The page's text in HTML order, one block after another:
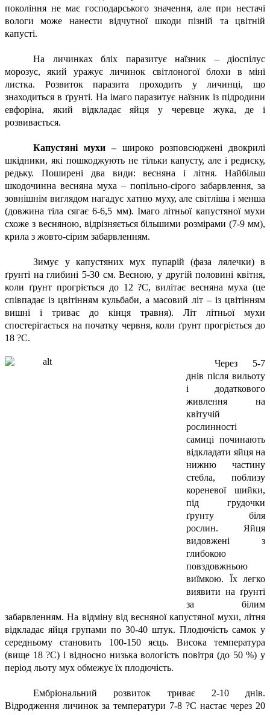
покоління не має господарського значення, але при нестачі
вологи може нанести відчутної шкоди пізній та цвітній
капусті.
На личинках бліх паразитує наїзник – діоспілус
морозус, який уражує личинок світлоногої блохи в міні
листка. Розвиток паразита проходить у личинці, що
знаходиться в ґрунті. На імаго паразитує наїзник із підродини
евфоріна, який відкладає яйця у черевце жука, де і
розвивається.
Капустяні мухи –широко розповсюджені двокрилі
шкідники, які пошкоджують не тільки капусту, але і редиску,
редьку. Поширені два види: весняна і літня. Найбільш
шкодочинна весняна муха – попільно-сірого забарвлення, за
зовнішнім виглядом нагадує хатню муху, але світліша і менша
(довжина тіла сягає 6-6,5 мм). Імаго літньої капустяної мухи
схоже з весняною, відрізняється більшими розмірами (7-9 мм),
крила з жовто-сірим забарвленням.
Зимує у капустяних мух пупарій (фаза лялечки) в
ґрунті на глибині 5-30 см. Весною, у другій половині квітня,
коли ґрунт прогріється до 12 ?С, вилітає весняна муха (це
співпадає із цвітінням кульбаби, а масовий літ – із цвітінням
вишні і триває до кінця травня). Літ літньої мухи
спостерігається на початку червня, коли ґрунт прогріється до
18 ?С.
Через 5-7
днів після вильоту
і додаткового
живлення на
квітучій
рослинності
самиці починають
відкладати яйця на
нижню частину
стебла, поблизу
кореневої шийки,
під грудочки
ґрунту біля
рослин. Яйця
видовжені з
глибокою
повздовжньою
виїмкою. Їх легко
виявити на ґрунті
за білим
забарвленням. На відміну від весняної капустяної мухи, літня
відкладає яйця групами по 30-40 штук. Плодючість самок у
середньому становить 100-150 яєць. Висока температура
(вище 18 ?С) і відносно низька вологість повітря (до 50 %) у
період льоту мух обмежує їх плодючість.
Ембріональний розвиток триває 2-10 днів.
Відродження личинок за температури 7-8 ?С настає через 20